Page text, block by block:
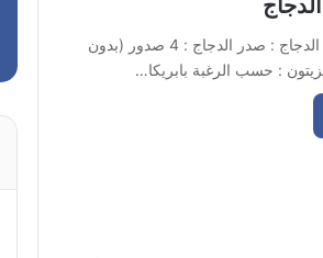
المقادير – مقادير الدجاج : صدر الدجاج : 4 صدور (بدون
: حسب الرغبة بابريكا…